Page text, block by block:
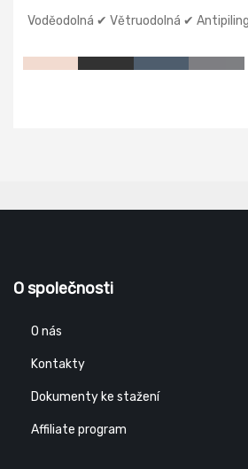
Voděodolná ✔ Větruodolná ✔
O společnosti
O nás
Kontakty
Dokumenty ke stažení
Affiliate program